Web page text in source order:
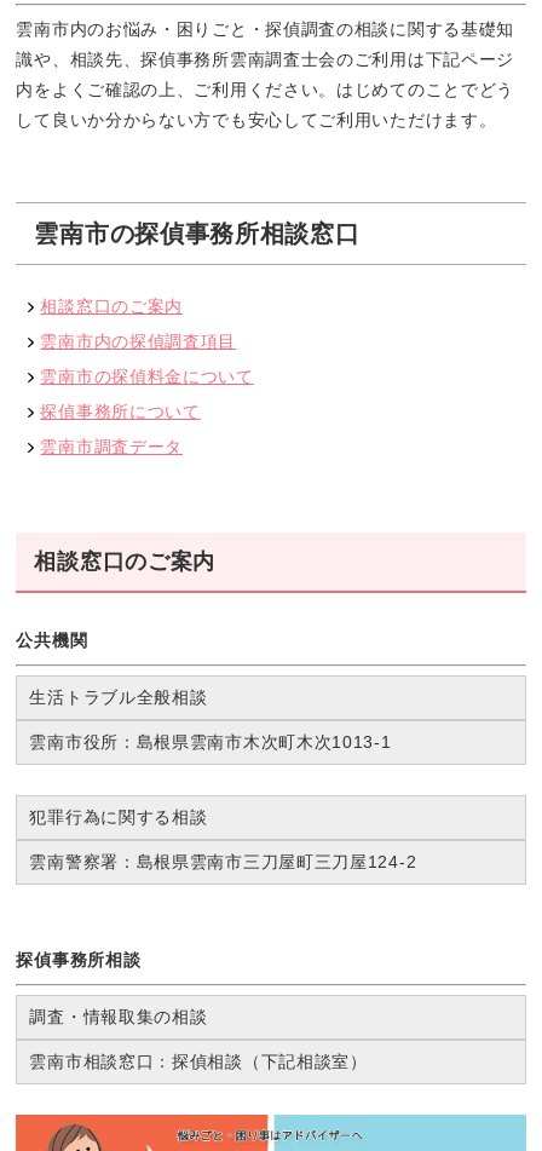
雲南市内のお悩み・困りごと・探偵調査の相談に関する基礎知
識や、相談先、探偵事務所雲南調査士会のご利用は下記ページ
内をよくご確認の上、ご利用ください。はじめてのことでどう
して良いか分からない方でも安心してご利用いただけます。
雲南市の探偵事務所相談窓口
相談窓口のご案内
雲南市内の探偵調査項目
雲南市の探偵料金について
探偵事務所について
雲南市調査データ
相談窓口のご案内
公共機関
生活トラブル全般相談
雲南市役所：島根県雲南市木次町木次1013-1
犯罪行為に関する相談
雲南警察署：島根県雲南市三刀屋町三刀屋124-2
探偵事務所相談
調査・情報取集の相談
雲南市相談窓口：探偵相談（下記相談室）